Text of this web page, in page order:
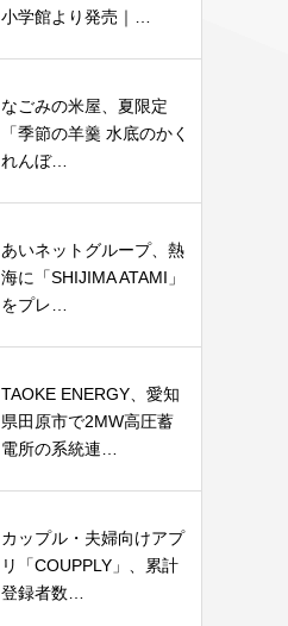
小学館より発売｜…
なごみの米屋、夏限定
「季節の羊羹 水底のかく
れんぼ…
あいネットグループ、熱
海に「SHIJIMA ATAMI」
をプレ…
TAOKE ENERGY、愛知
県田原市で2MW高圧蓄
電所の系統連…
カップル・夫婦向けアプ
リ「COUPPLY」、累計
登録者数…